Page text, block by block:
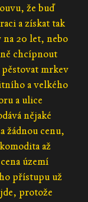
že buď
a získat tak
20 let, nebo
chcípnout
mrkev
a velkého
a ulice
nějaké
žádnou cenu,
až
území
přístupu už
protože